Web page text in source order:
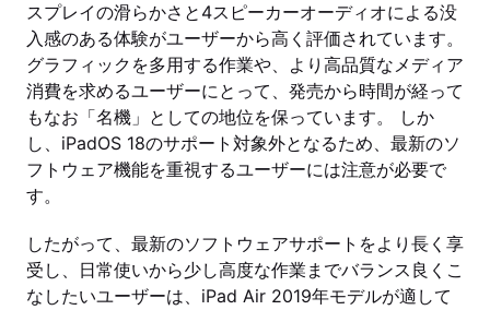
スプレイの滑らかさと4スピーカーオーディオによる没
入感のある体験がユーザーから高く評価されています。
グラフィックを多用する作業や、より高品質なメディア
消費を求めるユーザーにとって、発売から時間が経って
もなお「名機」としての地位を保っています。 しか
し、iPadOS 18のサポート対象外となるため、最新のソ
フトウェア機能を重視するユーザーには注意が必要で
す。
したがって、最新のソフトウェアサポートをより長く享
受し、日常使いから少し高度な作業までバランス良くこ
なしたいユーザーは、iPad Air 2019年モデルが適して